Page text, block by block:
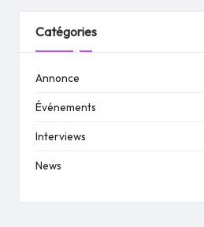
Catégories
Annonce
Événements
Interviews
News